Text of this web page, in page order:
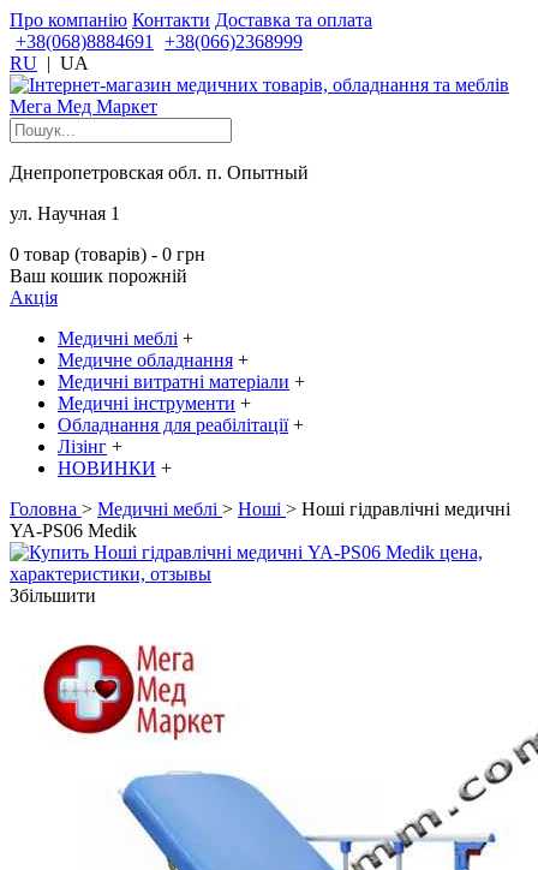
Про компанію Контакти Доставка та оплата
+38(068)8884691
+38(066)2368999
RU | UA
Днепропетровская обл. п. Опытный
ул. Научная 1
0 товар (товарів) - 0 грн
Ваш кошик порожній
Акція
Медичні меблі +
Медичне обладнання +
Медичні витратні матеріали +
Медичні інструменти +
Обладнання для реабілітації +
Лізінг +
НОВИНКИ +
Головна > Медичні меблі > Ноші > Ноші гідравлічні медичні
YA-PS06 Medik
Збільшити